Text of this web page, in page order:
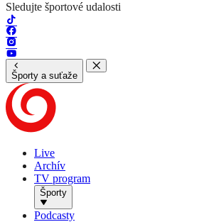
Sledujte športové udalosti
Športy a suťaže
Live
Archív
TV program
Športy
Podcasty